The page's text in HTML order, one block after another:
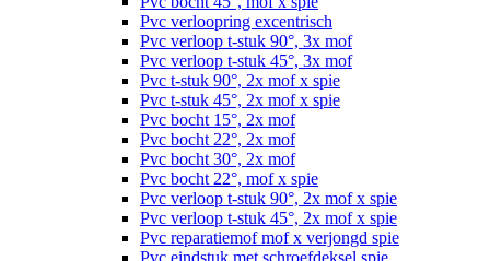
Pvc verloopring excentrisch
Pvc verloop t-stuk 90°, 3x mof
Pvc verloop t-stuk 45°, 3x mof
Pvc t-stuk 90°, 2x mof x spie
Pvc t-stuk 45°, 2x mof x spie
Pvc bocht 15°, 2x mof
Pvc bocht 22°, 2x mof
Pvc bocht 30°, 2x mof
Pvc bocht 22°, mof x spie
Pvc verloop t-stuk 90°, 2x mof x spie
Pvc verloop t-stuk 45°, 2x mof x spie
Pvc reparatiemof mof x verjongd spie
Pvc eindstuk met schroefdeksel spie